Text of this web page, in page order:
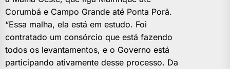
Corumbá e Campo Grande até Ponta Porã.
“Essa malha, ela está em estudo. Foi
contratado um consórcio que está fazendo
todos os levantamentos, e o Governo está
participando ativamente desse processo. Da